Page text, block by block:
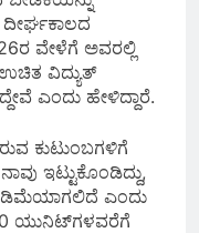
ದೀರ್ಘಕಾಲದ
26ರ ವೇಳೆಗೆ ಅವರಲ್ಲಿ
ಉಚಿತ ವಿದ್ಯುತ್
ಎಂದು ಹೇಳಿದ್ದಾರೆ.
ಕುಟುಂಬಗಳಿಗೆ
ಇಟ್ಟುಕೊಂಡಿದ್ದು,
ಎಂದು
ಯುನಿಟ್‌ಗಳವರೆಗೆ